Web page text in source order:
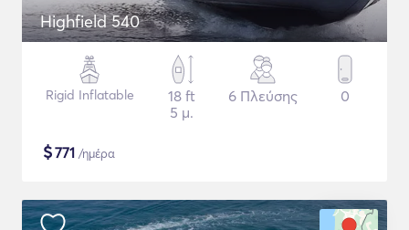
Highfield 540
Rigid Inflatable
18 ft
5 μ.
6 Πλεύσης 0
$771 /ημέρα